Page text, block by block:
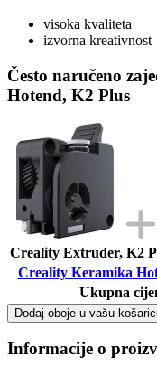
visoka kvaliteta
izvorna kreativnost
Često naručeno
Hotend, K2 Plus
Creality Extruder, K2
Creality Keramika
Ukupna
Dodaj oboje u vašu
Informacije o